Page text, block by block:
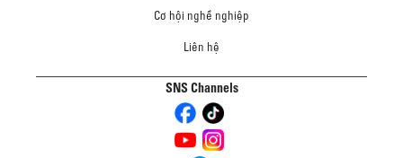
Cơ hội nghề nghiệp
Liên hệ
SNS Channels